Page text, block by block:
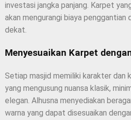
investasi jangka panjang. Karpet
akan mengurangi biaya penggantian
dekat.
Menyesuaikan Karpet
Setiap masjid memiliki karakter dan
yang mengusung nuansa klasik,
elegan. Alhusna menyediakan
warna yang dapat disesuaikan